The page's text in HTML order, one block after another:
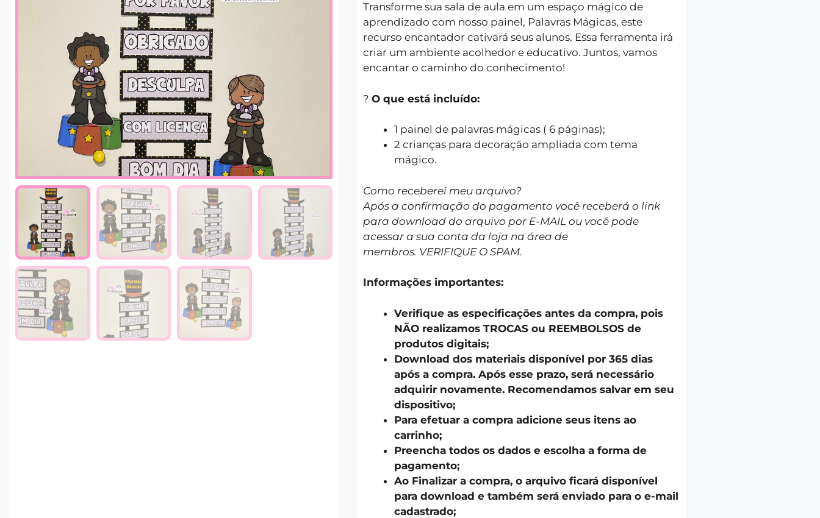
Transforme sua sala de aula em um espaço mágico de
aprendizado com nosso painel, Palavras Mágicas, este
recurso encantador cativará seus alunos. Essa ferramenta irá
criar um ambiente acolhedor e educativo. Juntos, vamos
encantar o caminho do conhecimento!
? O que está incluído:
1 painel de palavras mágicas ( 6 páginas);
2 crianças para decoração ampliada com tema
mágico.
Como receberei meu arquivo?
Após a confirmação do pagamento você receberá o link
para download do arquivo por E-MAIL ou você pode
acessar a sua conta da loja na área de
membros. VERIFIQUE O SPAM.
Informações importantes:
Verifique as especificações antes da compra, pois
NÃO realizamos TROCAS ou REEMBOLSOS de
produtos digitais;
Download dos materiais disponível por 365 dias
após a compra. Após esse prazo, será necessário
adquirir novamente. Recomendamos salvar em seu
dispositivo;
Para efetuar a compra adicione seus itens ao
carrinho;
Preencha todos os dados e escolha a forma de
pagamento;
Ao Finalizar a compra, o arquivo ficará disponível
para download e também será enviado para o e-mail
cadastrado;